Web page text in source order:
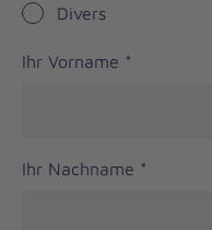
Divers
Ihr Vorname *
Ihr Nachname *